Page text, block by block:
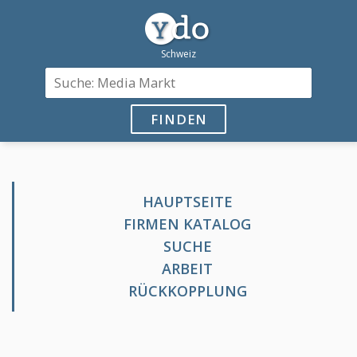
FINDEN
HAUPTSEITE
FIRMEN KATALOG
SUCHE
ARBEIT
RÜCKKOPPLUNG